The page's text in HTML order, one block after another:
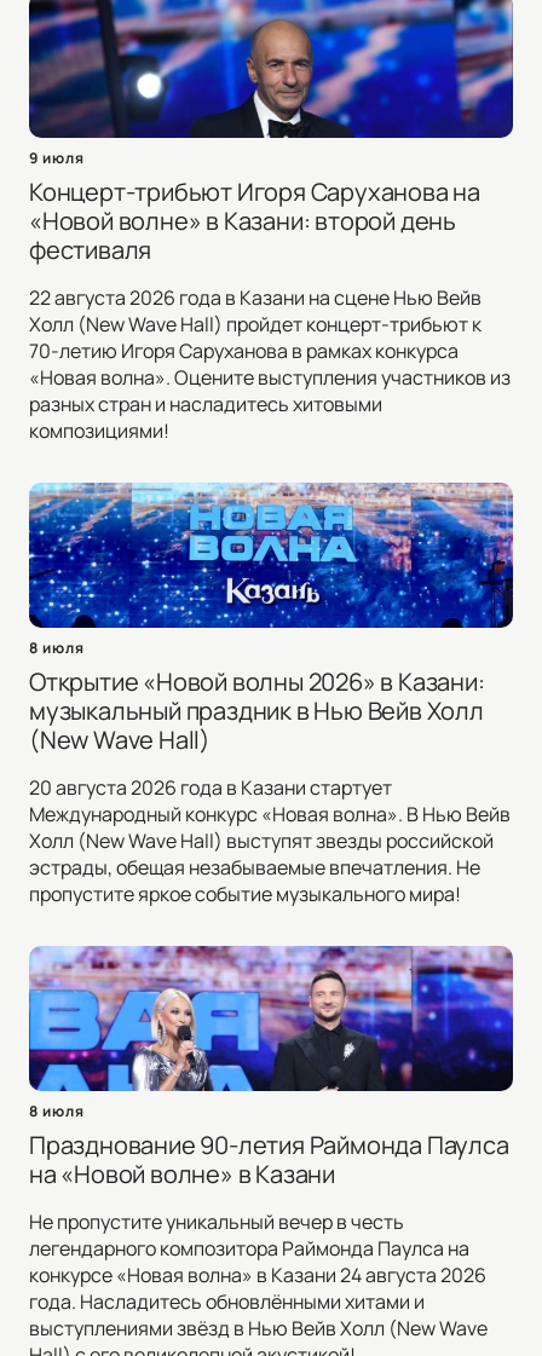
9 июля
Концерт-трибьют Игоря Саруханова на
«Новой волне» в Казани: второй день
фестиваля
22 августа 2026 года в Казани на сцене Нью Вейв
Холл (New Wave Hall) пройдет концерт-трибьют к
70-летию Игоря Саруханова в рамках конкурса
«Новая волна». Оцените выступления участников из
разных стран и насладитесь хитовыми
композициями!
8 июля
Открытие «Новой волны 2026» в Казани:
музыкальный праздник в Нью Вейв Холл
(New Wave Hall)
20 августа 2026 года в Казани стартует
Международный конкурс «Новая волна». В Нью Вейв
Холл (New Wave Hall) выступят звезды российской
эстрады, обещая незабываемые впечатления. Не
пропустите яркое событие музыкального мира!
8 июля
Празднование 90-летия Раймонда Паулса
на «Новой волне» в Казани
Не пропустите уникальный вечер в честь
легендарного композитора Раймонда Паулса на
конкурсе «Новая волна» в Казани 24 августа 2026
года. Насладитесь обновлёнными хитами и
выступлениями звёзд в Нью Вейв Холл (New Wave